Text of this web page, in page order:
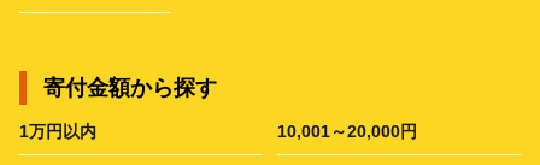
寄付金額から探す
1万円以内 10,001～20,000円